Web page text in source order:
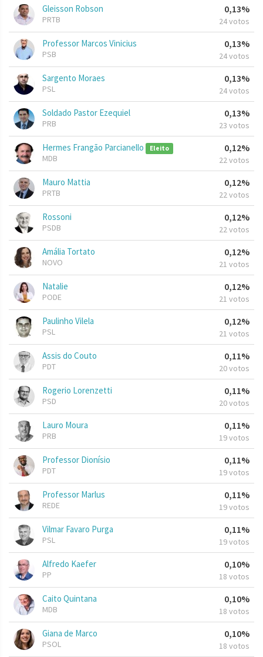
Gleisson Robson
PRTB
0,13%
24 votos
Professor Marcos Vinicius
PSB
0,13%
24 votos
Sargento Moraes
PSL
0,13%
24 votos
Soldado Pastor Ezequiel
PRB
0,13%
23 votos
Hermes Frangão Parcianello Eleito
MDB
0,12%
22 votos
Mauro Mattia
PRTB
0,12%
22 votos
Rossoni
PSDB
0,12%
22 votos
Amália Tortato
NOVO
0,12%
21 votos
Natalie
PODE
0,12%
21 votos
Paulinho Vilela
PSL
0,12%
21 votos
Assis do Couto
PDT
0,11%
20 votos
Rogerio Lorenzetti
PSD
0,11%
20 votos
Lauro Moura
PRB
0,11%
19 votos
Professor Dionísio
PDT
0,11%
19 votos
Professor Marlus
REDE
0,11%
19 votos
Vilmar Favaro Purga
PSL
0,11%
19 votos
Alfredo Kaefer
PP
0,10%
18 votos
Caito Quintana
MDB
0,10%
18 votos
Giana de Marco
PSOL
0,10%
18 votos